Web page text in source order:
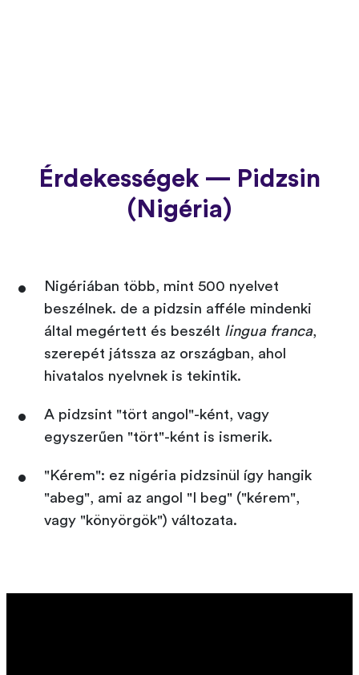
Érdekességek — Pidzsin
(Nigéria)
Nigériában több, mint 500 nyelvet
beszélnek. de a pidzsin afféle mindenki
által megértett és beszélt lingua franca,
szerepét játssza az országban, ahol
hivatalos nyelvnek is tekintik.
A pidzsint "tört angol"-ként, vagy
egyszerűen "tört"-ként is ismerik.
"Kérem": ez nigéria pidzsinül így hangik
"abeg", ami az angol "I beg" ("kérem",
vagy "könyörgök") változata.